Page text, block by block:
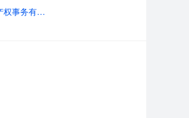
池州市华诚知识产权事务有限公司